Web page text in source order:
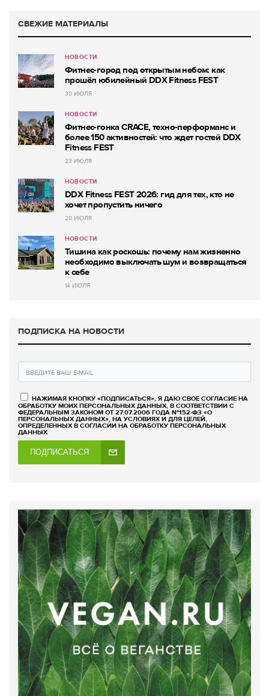
СВЕЖИЕ МАТЕРИАЛЫ
НОВОСТИ
Фитнес-город под открытым небом: как
прошёл юбилейный DDX Fitness FEST
30 ИЮЛЯ
НОВОСТИ
Фитнес-гонка CRACE, техно-перформанс и
более 150 активностей: что ждет гостей DDX
Fitness FEST
23 ИЮЛЯ
НОВОСТИ
DDX Fitness FEST 2026: гид для тех, кто не
хочет пропустить ничего
20 ИЮЛЯ
НОВОСТИ
Тишина как роскошь: почему нам жизненно
необходимо выключать шум и возвращаться
к себе
14 ИЮЛЯ
ПОДПИСКА НА НОВОСТИ
НАЖИМАЯ КНОПКУ «ПОДПИСАТЬСЯ», Я ДАЮ СВОЕ СОГЛАСИЕ НА
ОБРАБОТКУ МОИХ ПЕРСОНАЛЬНЫХ ДАННЫХ, В СООТВЕТСТВИИ С
ФЕДЕРАЛЬНЫМ ЗАКОНОМ ОТ 27.07.2006 ГОДА №152-ФЗ «О
ПЕРСОНАЛЬНЫХ ДАННЫХ», НА УСЛОВИЯХ И ДЛЯ ЦЕЛЕЙ,
ОПРЕДЕЛЕННЫХ В СОГЛАСИИ НА ОБРАБОТКУ ПЕРСОНАЛЬНЫХ
ДАННЫХ
ПОДПИСАТЬСЯ